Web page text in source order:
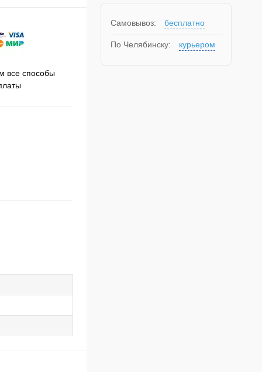
все способы
Самовывоз: бесплатно
По Челябинску: курьером